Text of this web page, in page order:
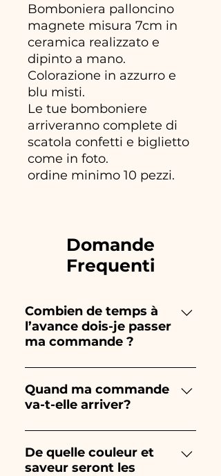
Bomboniera palloncino
magnete misura 7cm in
ceramica realizzato e
dipinto a mano.
Colorazione in azzurro e
blu misti.
Le tue bomboniere
arriveranno complete di
scatola confetti e biglietto
come in foto.
ordine minimo 10 pezzi.
Domande
Frequenti
Combien de temps à
l’avance dois-je passer
ma commande ?
Ceramiche Ania crée et peint
entièrement à la main, donc
leur création prend beaucoup
quantité, nous vous
recommandons donc toujours
Quand ma commande
va-t-elle arriver?
La réception de la commande
est garantie 10/15 jours avant
l'événement.
De quelle couleur et
saveur seront les